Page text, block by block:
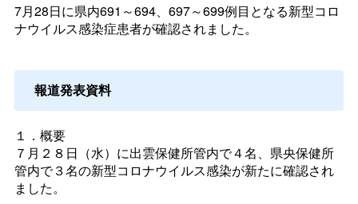
7月28日に県内691～694、697～699例目となる新型コロ
ナウイルス感染症患者が確認されました。
報道発表資料
１．概要
７月２８日（水）に出雲保健所管内で４名、県央保健所
管内で３名の新型コロナウイルス感染が新たに確認され
ました。